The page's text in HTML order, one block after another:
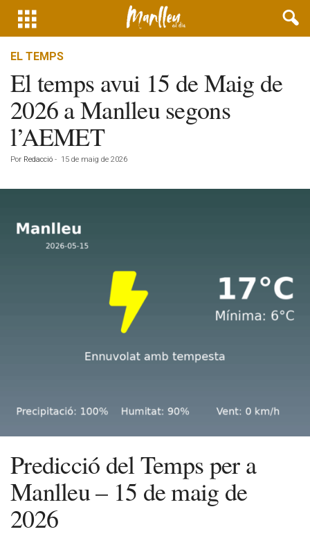
EL TEMPS
El temps avui 15 de Maig de
2026 a Manlleu segons
l’AEMET
Por Redacció - 15 de maig de 2026
Predicció del Temps per a
Manlleu – 15 de maig de
2026